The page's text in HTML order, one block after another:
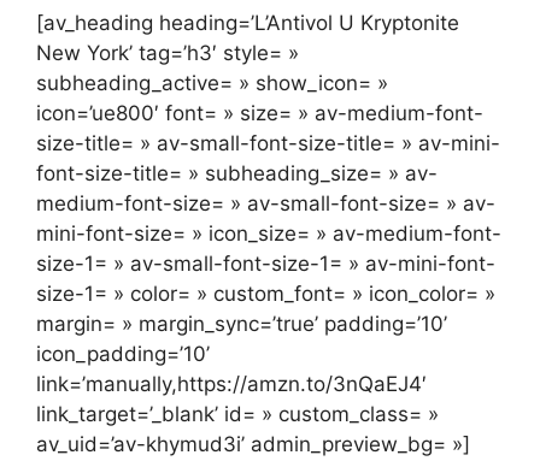
[av_heading heading=’L’Antivol U Kryptonite
New York’ tag=’h3′ style= »
subheading_active= » show_icon= »
icon=’ue800′ font= » size= » av-medium-font-
size-title= » av-small-font-size-title= » av-mini-
font-size-title= » subheading_size= » av-
medium-font-size= » av-small-font-size= » av-
mini-font-size= » icon_size= » av-medium-font-
size-1= » av-small-font-size-1= » av-mini-font-
size-1= » color= » custom_font= » icon_color= »
margin= » margin_sync=’true’ padding=’10’
icon_padding=’10’
link=’manually,https://amzn.to/3nQaEJ4′
link_target=’_blank’ id= » custom_class= »
av_uid=’av-khymud3i’ admin_preview_bg= »]